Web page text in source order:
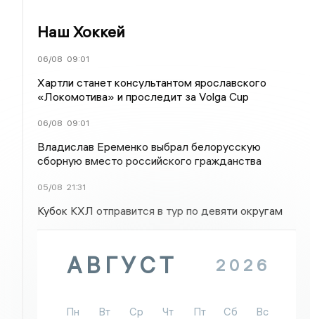
Наш Хоккей
06/08 09:01
Хартли станет консультантом ярославского
«Локомотива» и проследит за Volga Cup
06/08 09:01
Владислав Еременко выбрал белорусскую
сборную вместо российского гражданства
05/08 21:31
Кубок КХЛ отправится в тур по девяти округам
АВГУСТ 2026
Пн Вт Ср Чт Пт Сб
Вс